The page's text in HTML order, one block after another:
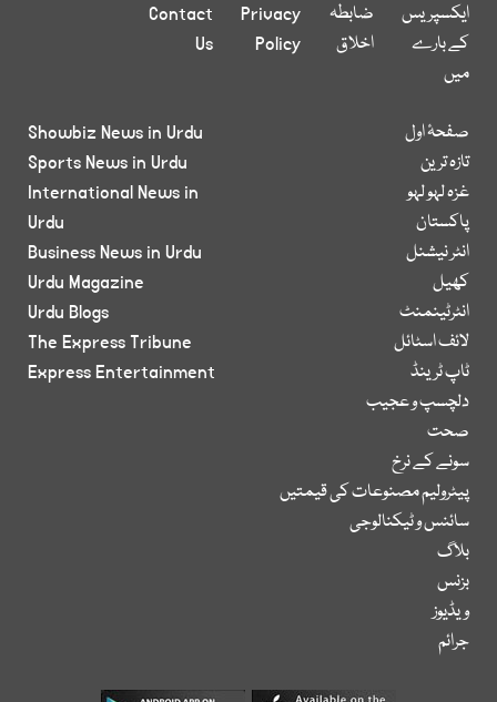
ایکسپریس
کے بارے
میں
ضابطہ
اخلاق
Privacy
Policy
Contact
Us
صفحۂ اول
تازہ ترین
غزہ لہو لہو
پاکستان
انٹر نیشنل
کھیل
انٹرٹینمنٹ
لائف اسٹائل
ٹاپ ٹرینڈ
دلچسپ و عجیب
صحت
سونے کے نرخ
پیٹرولیم مصنوعات کی قیمتیں
سائنس و ٹیکنالوجی
بلاگ
بزنس
ویڈیوز
جرائم
Showbiz News in Urdu
Sports News in Urdu
International News in
Urdu
Business News in Urdu
Urdu Magazine
Urdu Blogs
The Express Tribune
Express Entertainment